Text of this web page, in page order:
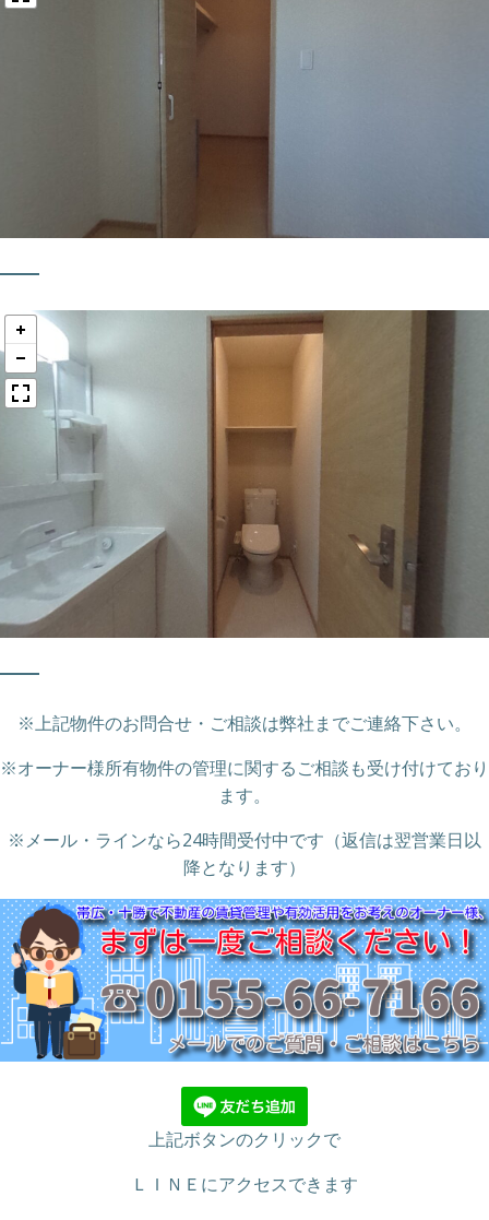
※上記物件のお問合せ・ご相談は弊社までご連絡下さい。
※オーナー様所有物件の管理に関するご相談も受け付けており
ます。
※メール・ラインなら24時間受付中です（返信は翌営業日以
降となります）
上記ボタンのクリックで
ＬＩＮＥにアクセスできます